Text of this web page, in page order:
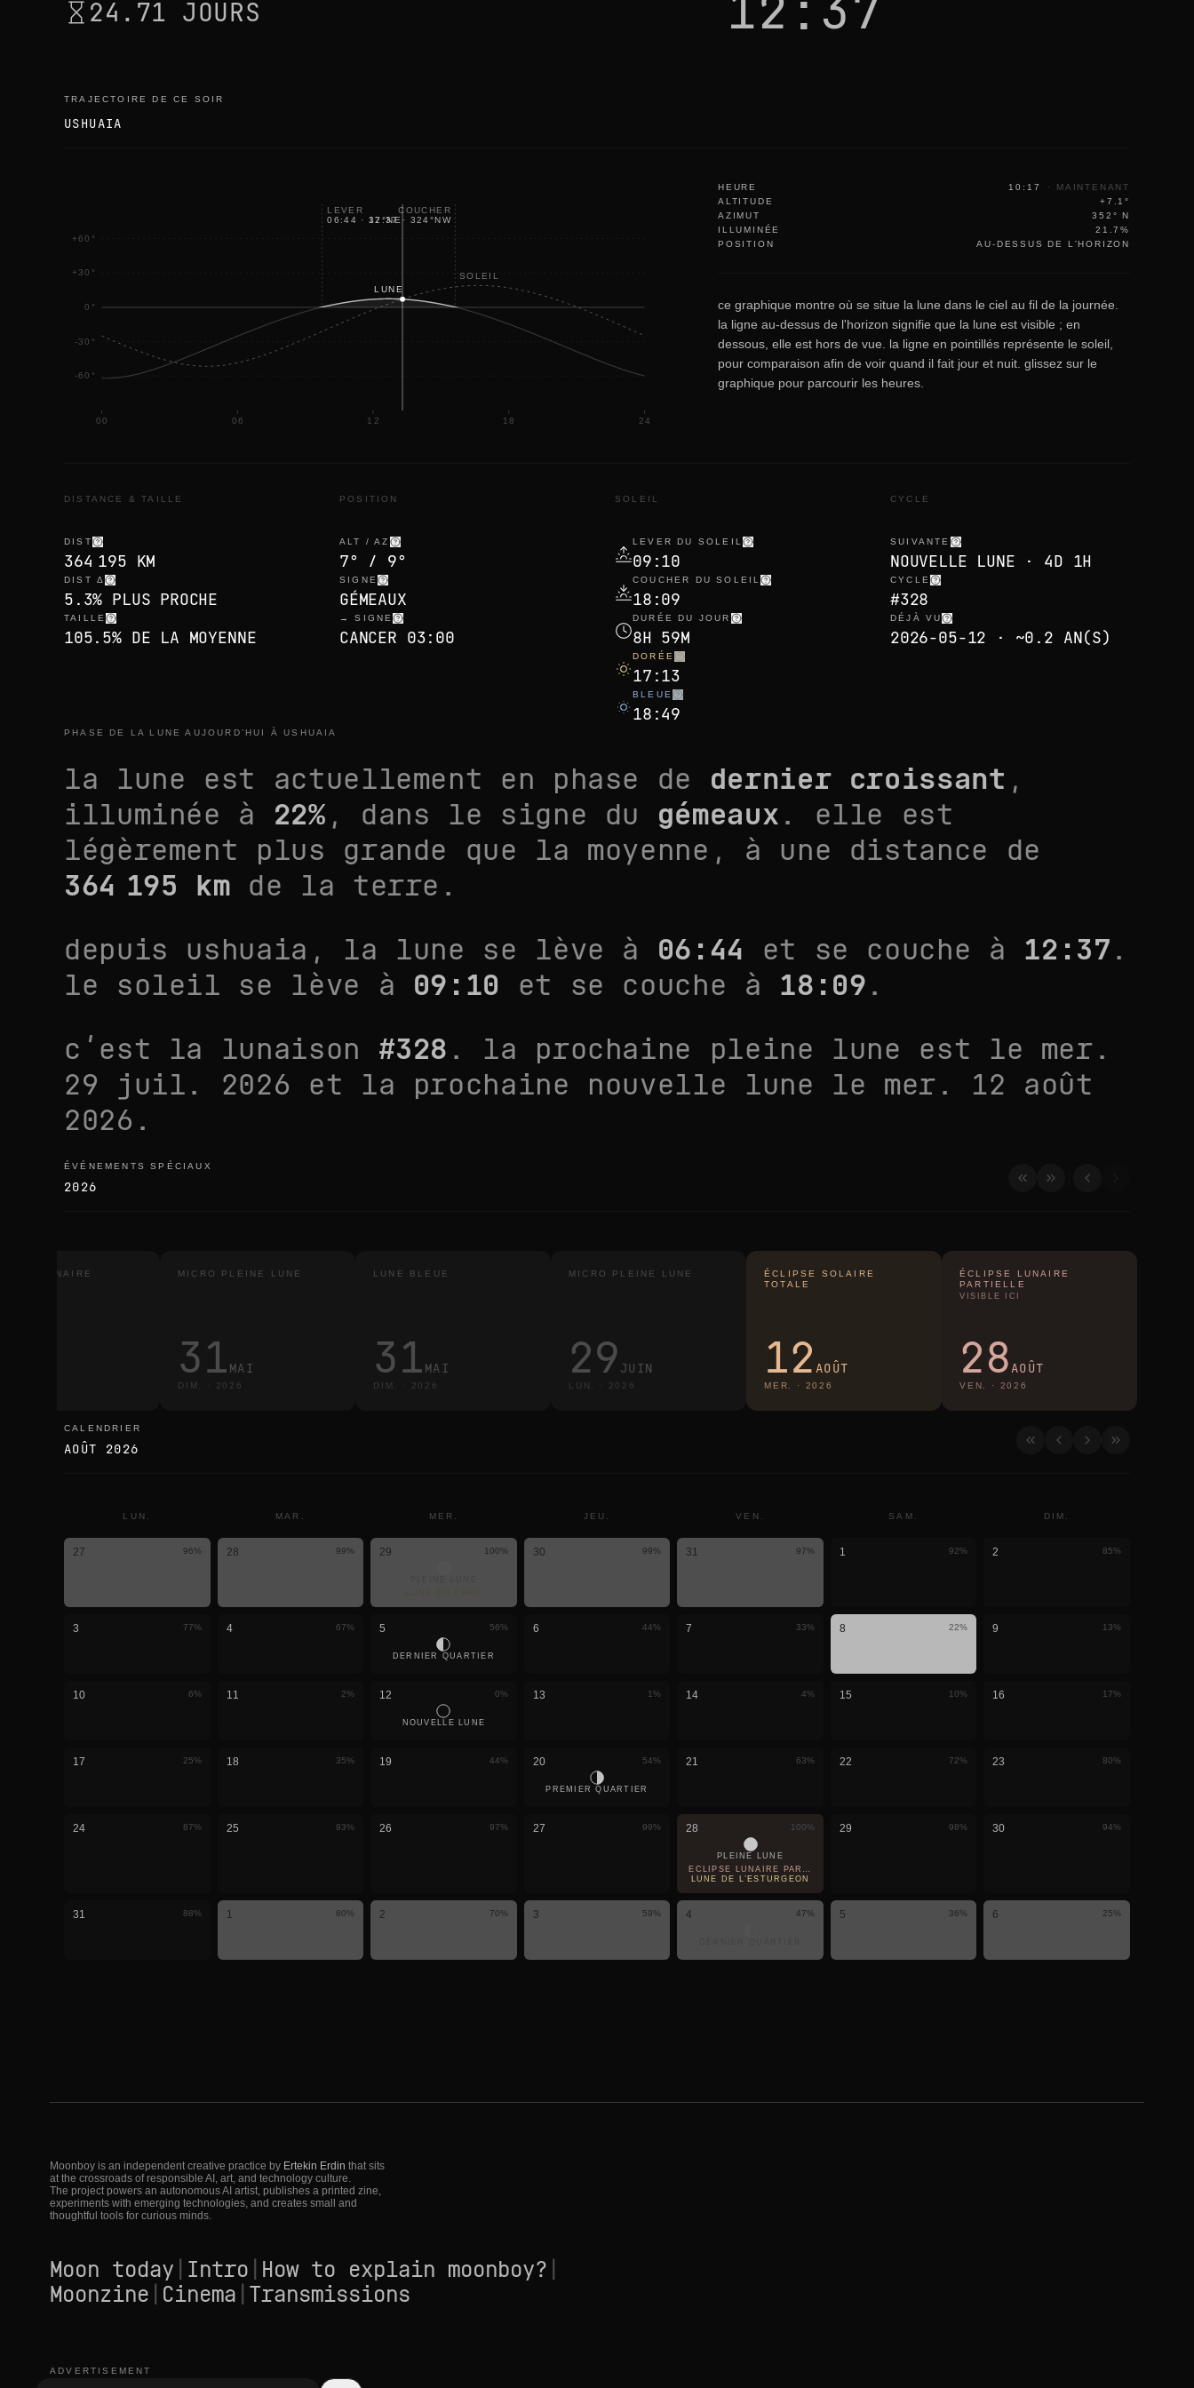
24.71 JOURS
TRAJECTOIRE DE CE SOIR
USHUAIA
+60°
+30°
0°
-30°
-60°
00 06 12 18 24
LUNE
SOLEIL
LEVER
06:44 · 37 °NE
COUCHER
12:37· 324°NW
HEURE 10:17 · MAINTENANT
ALTITUDE
+7.1°
AZIMUT
352° N
ILLUMINÉE
21.7%
POSITION
AU-DESSUS DE L'HORIZON
ce graphique montre où se situe la lune dans le ciel au fil de la journée.
la ligne au-dessus de l'horizon signifie que la lune est visible ; en
dessous, elle est hors de vue. la ligne en pointillés représente le soleil,
pour comparaison afin de voir quand il fait jour et nuit. glissez sur le
graphique pour parcourir les heures.
DISTANCE & TAILLE
DIST
364 195 KM
DIST Δ
5.3% PLUS PROCHE
TAILLE
105.5% DE LA MOYENNE
POSITION
ALT / AZ
7° / 9°
SIGNE
GÉMEAUX
→ SIGNE
CANCER 03:00
SOLEIL
LEVER DU SOLEIL
09:10
COUCHER DU SOLEIL
18:09
DURÉE DU JOUR
8H 59M
DORÉE
17:13
BLEUE
18:49
CYCLE
SUIVANTE
NOUVELLE LUNE · 4D 1H
CYCLE
#328
DÉJÀ VU
2026-05-12 · ~0.2 AN(S)
PHASE DE LA LUNE AUJOURD’HUI À USHUAIA
la lune est actuellement en phase de dernier croissant ,
illuminée à 22% , dans le signe du gémeaux. elle est
légèrement plus grande que la moyenne , à une distance de
364 195 km de la terre.
depuis ushuaia , la lune se lève à 06:44 et se couche à 12:37.
le soleil se lève à 09:10 et se couche à 18:09.
c’est la lunaison #328 . la prochaine pleine lune est le mer.
29 juil. 2026 et la prochaine nouvelle lune le mer. 12 août
2026 .
événements spéciaux
ÉVÉNEMENTS SPÉCIAUX
2026
LUNAIRE
MICRO PLEINE LUNE
31 MAI
DIM. · 2026
LUNE BLEUE
31 MAI
DIM. · 2026
MICRO PLEINE LUNE
29 JUIN
LUN. · 2026
ÉCLIPSE SOLAIRE
TOTALE
12 AOÛT
MER. · 2026
ÉCLIPSE LUNAIRE
PARTIELLE
VISIBLE ICI
28AOÛT
VEN. · 2026
calendrier
CALENDRIER
AOÛT 2026
LUN. MAR. MER. JEU. VEN. SAM. DIM.
27 96% 28 99% 29 100% 30 99% 31 97% 1 92% 2 85%
3 77% 4 67% 5 56%
DERNIER QUARTIER
6 44% 7 33% 8 22% 9 13%
10 6% 11 2% 12 0%
NOUVELLE LUNE
13 1% 14 4% 15 10% 16 17%
17 25% 18 35% 19 44% 20 54%
PREMIER QUARTIER
21 63% 22 72% 23 80%
24 87% 25 93% 26 97% 27 99% 28 100%
PLEINE LUNE
ÉCLIPSE LUNAIRE PARTIELLE · VISIBLE ICI
LUNE DE L’ESTURGEON
29 98% 30 94%
31 88% 1 80% 2 70% 3 59% 4 47% 5 36% 6 25%
Moonboy is an independent creative practice by Ertekin Erdin that sits
at the crossroads of responsible AI, art, and technology culture.
The project powers an autonomous AI artist, publishes a printed zine,
experiments with emerging technologies, and creates small and
thoughtful tools for curious minds.
Moon today Intro How to explain moonboy?
Moonzine Cinema Transmissions
ADVERTISEMENT